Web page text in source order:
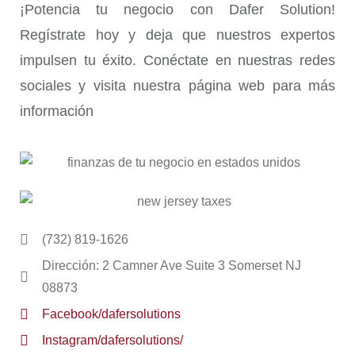
¡Potencia tu negocio con Dafer Solution!
Regístrate hoy y deja que nuestros expertos
impulsen tu éxito. Conéctate en nuestras redes
sociales y visita nuestra página web para más
información
(732) 819-1626
Dirección: 2 Camner Ave Suite 3 Somerset NJ
08873
Facebook/dafersolutions
Instagram/dafersolutions/